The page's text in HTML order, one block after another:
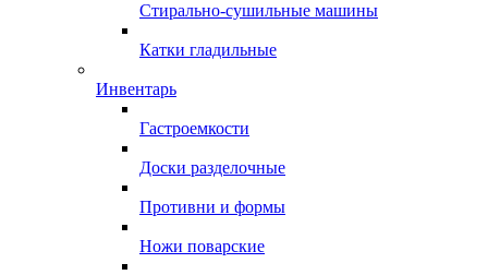
Стирально-сушильные машины
Катки гладильные
Инвентарь
Гастроемкости
Доски разделочные
Противни и формы
Ножи поварские